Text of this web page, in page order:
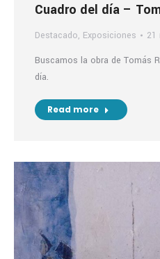
Cuadro del día –
Destacado, Exposiciones
21
Buscamos la obra de Tomás
día.
Read more